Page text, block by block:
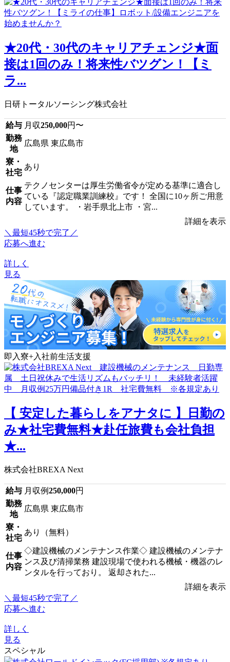
★20代・30代のキャリアチェンジ★面
接は1回のみ！将来性バツグン！【ミ
ラ...
日研トータルソーシング株式会社
給与 月収250,000円〜
勤務
地
広島県 東広島市
寮・
社宅
あり
仕事
内容
テクノセンターは厚生労働省令が定める基準に適合し
ている『認定職業訓練校』です！ 全国に10ヶ所ご用意
しています。 ・岩手県北上市 ・宮...
詳細を表示
＼最短45秒で完了／
応募へ進む
詳しく
見る
即入寮+入社前生活支援
【 安定した暮らしをアナタに 】日勤の
み★社宅費無料★赴任旅費も会社負担
★...
株式会社BREXA Next
給与 月収例250,000円
勤務
地
広島県 東広島市
寮・
社宅
あり（無料）
仕事
内容
◇建設機械のメンテナンス作業◇ 建設機械のメンテナ
ンス及び清掃業務 建設現場で使われる機械・機器のレ
ンタルを行っており。 返却された...
詳細を表示
＼最短45秒で完了／
応募へ進む
詳しく
見る
スペシャル